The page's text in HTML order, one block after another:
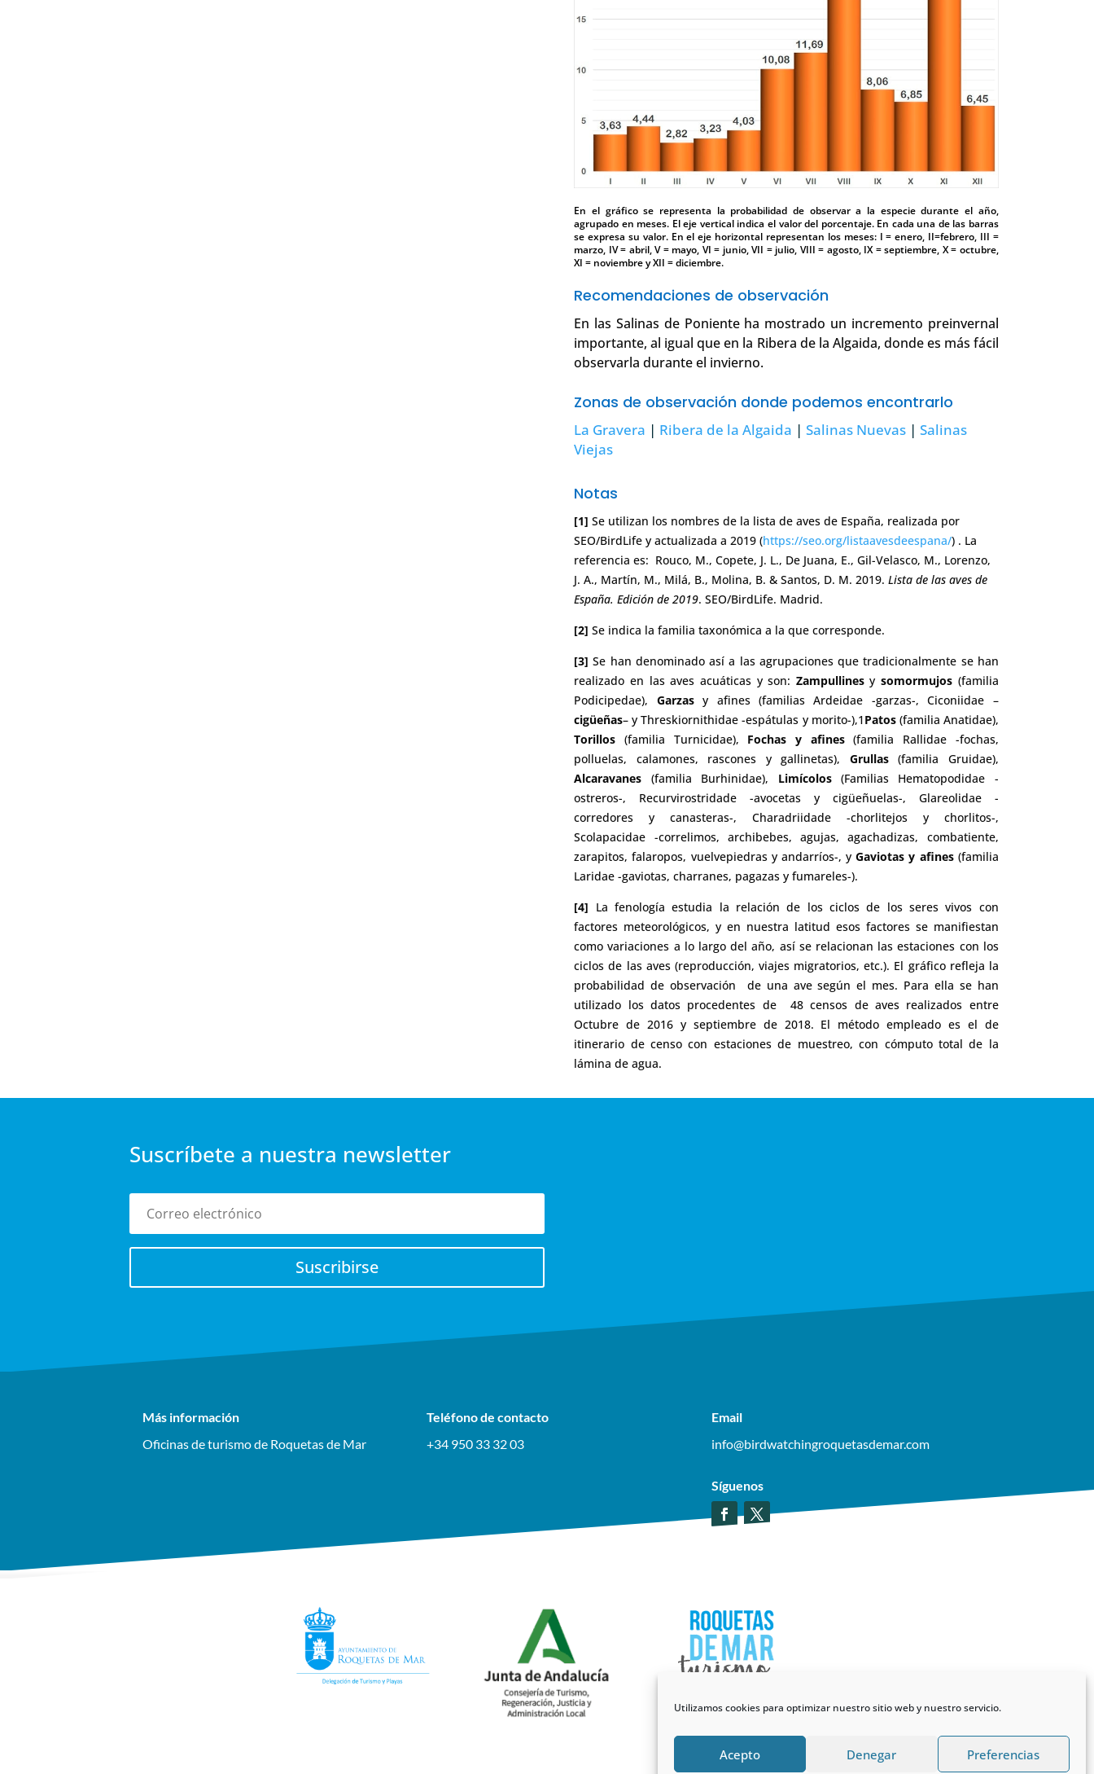
Utilizamos cookies para optimizar nuestro sitio web y nuestro servicio.
Acepto Denegar Preferencias
En el gráfico se representa la probabilidad de observar a la especie durante el año,
agrupado en meses. El eje vertical indica el valor del porcentaje. En cada una de las barras
se expresa su valor. En el eje horizontal representan los meses: I = enero, II=febrero, III =
marzo, IV = abril, V = mayo, VI = junio, VII = julio, VIII = agosto, IX = septiembre, X = octubre,
XI = noviembre y XII = diciembre.
Recomendaciones de observación
En las Salinas de Poniente ha mostrado un incremento preinvernal
importante, al igual que en la Ribera de la Algaida, donde es más fácil
observarla durante el invierno.
Zonas de observación donde podemos encontrarlo
La Gravera | Ribera de la Algaida |Salinas Nuevas |Salinas
Viejas
Notas
[1] Se utilizan los nombres de la lista de aves de España, realizada por
SEO/BirdLife y actualizada a 2019 (https://seo.org/listaavesdeespana/) . La
referencia es: Rouco, M., Copete, J. L., De Juana, E., Gil-Velasco, M., Lorenzo,
J. A., Martín, M., Milá, B., Molina, B. & Santos, D. M. 2019.Lista de las aves de
España. Edición de 2019. SEO/BirdLife. Madrid.
[2] Se indica la familia taxonómica a la que corresponde.
[3] Se han denominado así a las agrupaciones que tradicionalmente se han
realizado en las aves acuáticas y son: Zampullinesysomormujos (familia
Podicipedae), Garzasy afines (familias Ardeidae -garzas-, Ciconiidae –
cigüeñas– y Threskiornithidae -espátulas y morito-),1Patos(familia Anatidae),
Torillos (familia Turnicidae), Fochas y afines(familia Rallidae -fochas,
polluelas, calamones, rascones y gallinetas), Grullas(familia Gruidae),
Alcaravanes (familia Burhinidae), Limícolos(Familias Hematopodidae -
ostreros-, Recurvirostridade -avocetas y cigüeñuelas-, Glareolidae -
corredores y canasteras-, Charadriidade -chorlitejos y chorlitos-,
Scolapacidae -correlimos, archibebes, agujas, agachadizas, combatiente,
zarapitos, falaropos, vuelvepiedras y andarríos-, yGaviotas y afines(familia
Laridae -gaviotas, charranes, pagazas y fumareles-).
[4] La fenología estudia la relación de los ciclos de los seres vivos con
factores meteorológicos, y en nuestra latitud esos factores se manifiestan
como variaciones a lo largo del año, así se relacionan las estaciones con los
ciclos de las aves (reproducción, viajes migratorios, etc.). El gráfico refleja la
probabilidad de observación de una ave según el mes. Para ella se han
utilizado los datos procedentes de 48 censos de aves realizados entre
Octubre de 2016 y septiembre de 2018. El método empleado es el de
itinerario de censo con estaciones de muestreo, con cómputo total de la
lámina de agua.
Suscríbete a nuestra newsletter
Suscribirse
Más información
Oficinas de turismo de Roquetas de Mar
Teléfono de contacto
+34 950 33 32 03
Email
info@birdwatchingroquetasdemar.com
Síguenos